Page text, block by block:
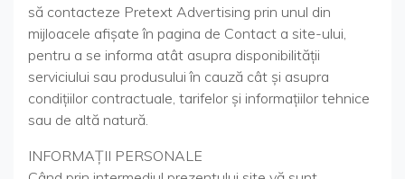
să contacteze Pretext Advertising prin unul din
mijloacele afişate în pagina de Contact a site-ului,
pentru a se informa atât asupra disponibilităţii
serviciului sau produsului în cauză cât şi asupra
condiţiilor contractuale, tarifelor şi informaţiilor tehnice
sau de altă natură.
INFORMAŢII PERSONALE